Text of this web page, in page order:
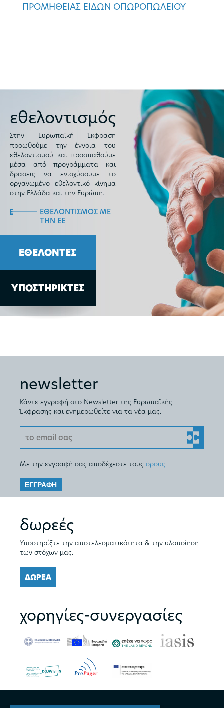
ΠΡΟΜΗΘΕΙΑΣ ΕΙΔΩΝ ΟΠΩΡΟΠΩΛΕΙΟΥ
εθελοντισμός
Στην Ευρωπαϊκή Έκφραση
προωθούμε την έννοια του
εθελοντισμού και προσπαθούμε
μέσα από προγράμματα και
δράσεις να ενισχύσουμε το
οργανωμένο εθελοντικό κίνημα
στην Ελλάδα και την Ευρώπη.
ΕΘΕΛΟΝΤΙΣΜΟΣ ΜΕ
ΤΗΝ ΕΕ
ΕΘΕΛΟΝΤΕΣ
ΥΠΟΣΤΗΡΙΚΤΕΣ
newsletter
Κάντε εγγραφή στο Newsletter της Ευρωπαϊκής
Έκφρασης και ενημερωθείτε για τα νέα μας.
Με την εγγραφή σας αποδέχεστε τους όρους
ΕΓΓΡΑΦΗ
δωρεές
Υποστηρίξτε την αποτελεσματικότητα & την υλοποίηση
των στόχων μας.
ΔΩΡΕΑ
χορηγίες-συνεργασίες